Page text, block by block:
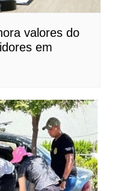
valores do
em